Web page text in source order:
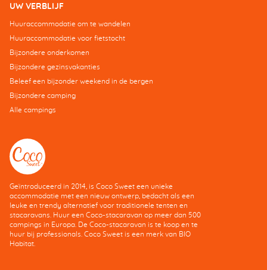
UW VERBLIJF
Huuraccommodatie om te wandelen
Huuraccommodatie voor fietstocht
Bijzondere onderkomen
Bijzondere gezinsvakanties
Beleef een bijzonder weekend in de bergen
Bijzondere camping
Alle campings
Geïntroduceerd in 2014, is Coco Sweet een unieke
accommodatie met een nieuw ontwerp, bedacht als een
leuke en trendy alternatief voor traditionele tenten en
stacaravans. Huur een Coco-stacaravan op meer dan 500
campings in Europa. De Coco-stacaravan is te koop en te
huur bij professionals. Coco Sweet is een merk van BIO
Habitat.